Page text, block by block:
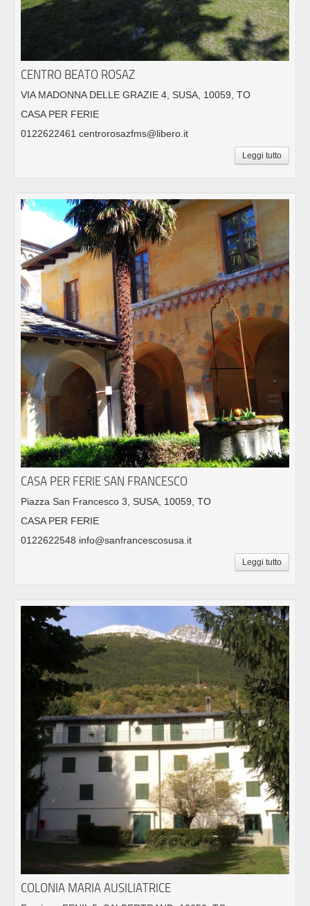
CENTRO BEATO ROSAZ
VIA MADONNA DELLE GRAZIE 4, SUSA, 10059, TO
CASA PER FERIE
0122622461 centrorosazfms@libero.it
Leggi tutto
CASA PER FERIE SAN FRANCESCO
Piazza San Francesco 3, SUSA, 10059, TO
CASA PER FERIE
0122622548 info@sanfrancescosusa.it
Leggi tutto
COLONIA MARIA AUSILIATRICE